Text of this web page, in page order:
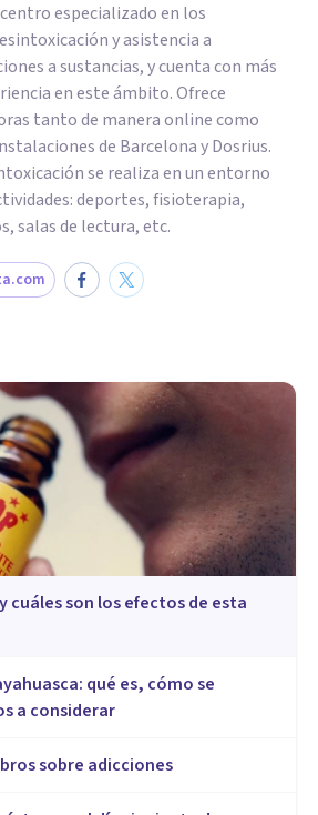
especializado en los
y asistencia a
a sustancias, y cuenta con más
en este ámbito. Ofrece
tanto de manera online como
de Barcelona y Dosrius.
se realiza en un entorno
deportes, fisioterapia,
salas de lectura, etc.
cuáles son los efectos de esta
qué es, cómo se
a considerar
sobre adicciones